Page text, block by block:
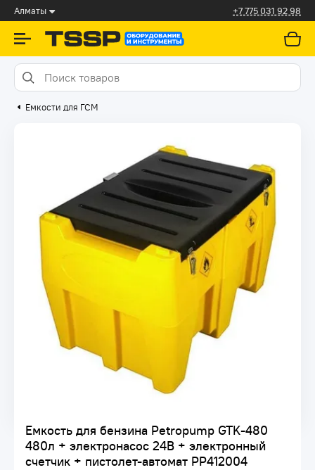
Алматы +7 775 031 92 98
Емкости для ГСМ
Емкость для бензина Petropump GTK-480
480л + электронасос 24В + электронный
счетчик + пистолет-автомат PP412004